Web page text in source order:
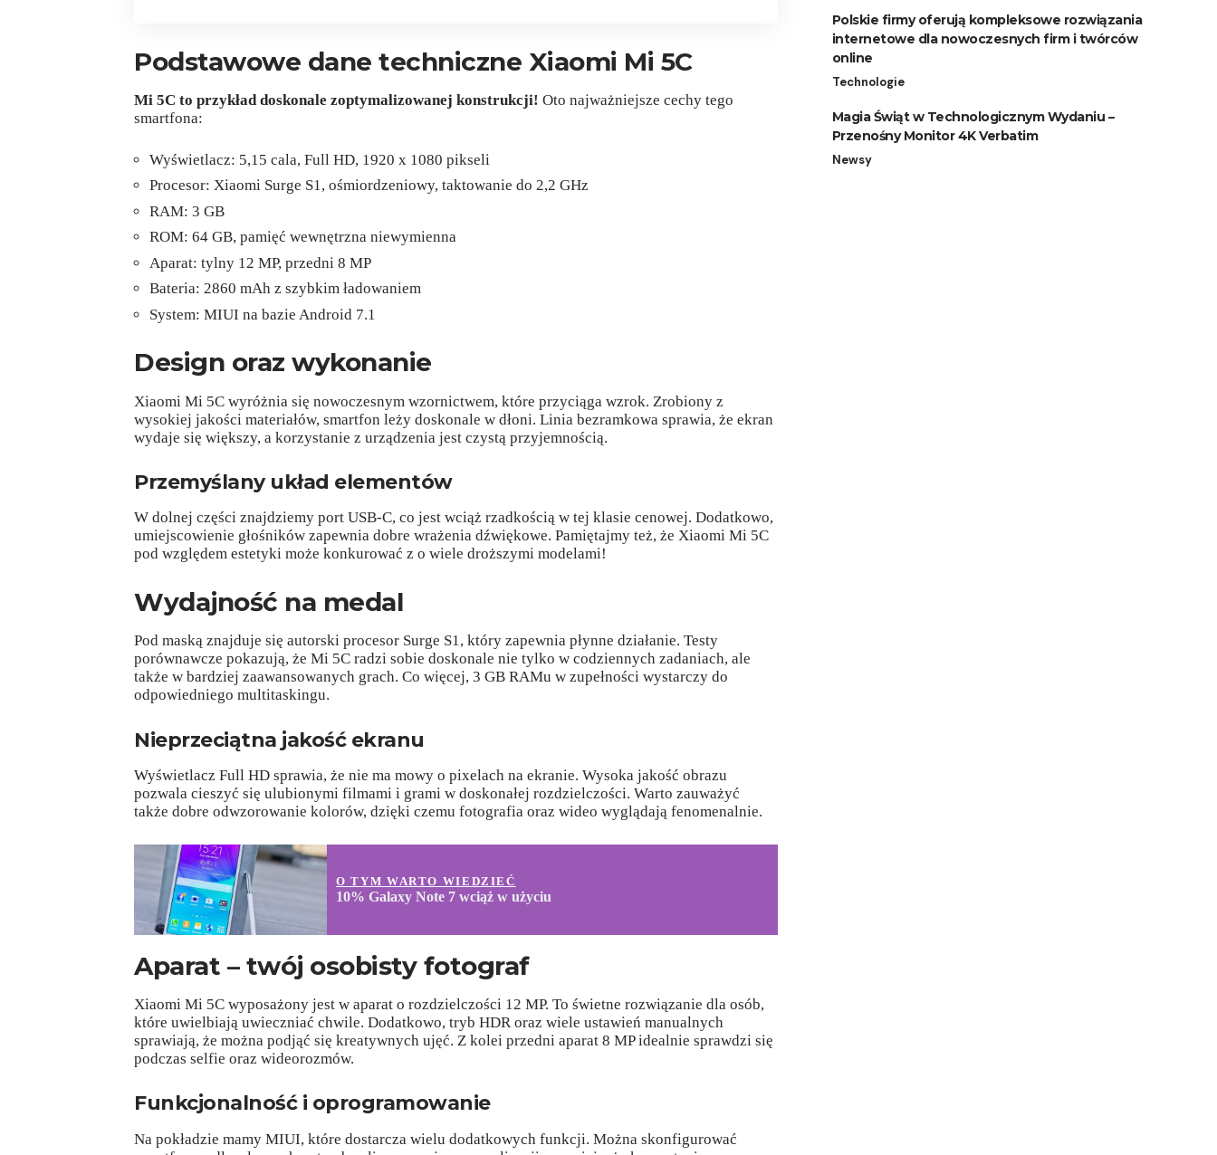
Podstawowe dane techniczne Xiaomi Mi 5C
Mi 5C to przykład doskonale zoptymalizowanej konstrukcji! Oto najważniejsze cechy tego
smartfona:
Wyświetlacz: 5,15 cala, Full HD, 1920 x 1080 pikseli
Procesor: Xiaomi Surge S1, ośmiordzeniowy, taktowanie do 2,2 GHz
RAM: 3 GB
ROM: 64 GB, pamięć wewnętrzna niewymienna
Aparat: tylny 12 MP, przedni 8 MP
Bateria: 2860 mAh z szybkim ładowaniem
System: MIUI na bazie Android 7.1
Design oraz wykonanie
Xiaomi Mi 5C wyróżnia się nowoczesnym wzornictwem, które przyciąga wzrok. Zrobiony z
wysokiej jakości materiałów, smartfon leży doskonale w dłoni. Linia bezramkowa sprawia, że ekran
wydaje się większy, a korzystanie z urządzenia jest czystą przyjemnością.
Przemyślany układ elementów
W dolnej części znajdziemy port USB-C, co jest wciąż rzadkością w tej klasie cenowej. Dodatkowo,
umiejscowienie głośników zapewnia dobre wrażenia dźwiękowe. Pamiętajmy też, że Xiaomi Mi 5C
pod względem estetyki może konkurować z o wiele droższymi modelami!
Wydajność na medal
Pod maską znajduje się autorski procesor Surge S1, który zapewnia płynne działanie. Testy
porównawcze pokazują, że Mi 5C radzi sobie doskonale nie tylko w codziennych zadaniach, ale
także w bardziej zaawansowanych grach. Co więcej, 3 GB RAMu w zupełności wystarczy do
odpowiedniego multitaskingu.
Nieprzeciątna jakość ekranu
Wyświetlacz Full HD sprawia, że nie ma mowy o pixelach na ekranie. Wysoka jakość obrazu
pozwala cieszyć się ulubionymi filmami i grami w doskonałej rozdzielczości. Warto zauważyć
także dobre odwzorowanie kolorów, dzięki czemu fotografia oraz wideo wyglądają fenomenalnie.
O TYM WARTO WIEDZIEĆ
10% Galaxy Note 7 wciąż w użyciu
Aparat – twój osobisty fotograf
Xiaomi Mi 5C wyposażony jest w aparat o rozdzielczości 12 MP. To świetne rozwiązanie dla osób,
które uwielbiają uwieczniać chwile. Dodatkowo, tryb HDR oraz wiele ustawień manualnych
sprawiają, że można podjąć się kreatywnych ujęć. Z kolei przedni aparat 8 MP idealnie sprawdzi się
podczas selfie oraz wideorozmów.
Funkcjonalność i oprogramowanie
Na pokładzie mamy MIUI, które dostarcza wielu dodatkowych funkcji. Można skonfigurować
Polskie firmy oferują kompleksowe rozwiązania
internetowe dla nowoczesnych firm i twórców
online
Technologie
Magia Świąt w Technologicznym Wydaniu –
Przenośny Monitor 4K Verbatim
Newsy